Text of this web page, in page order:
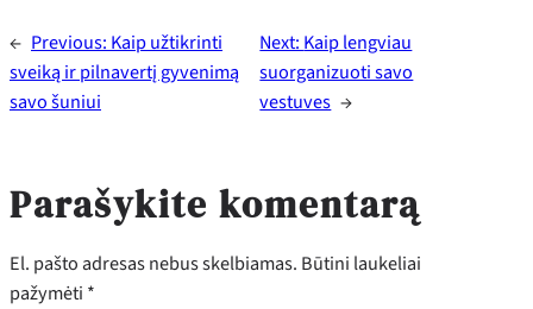
← Previous: Kaip užtikrinti
sveiką ir pilnavertį gyvenimą
savo šuniui
Next: Kaip lengviau
suorganizuoti savo
vestuves →
Parašykite komentarą
El. pašto adresas nebus skelbiamas. Būtini laukeliai
pažymėti *